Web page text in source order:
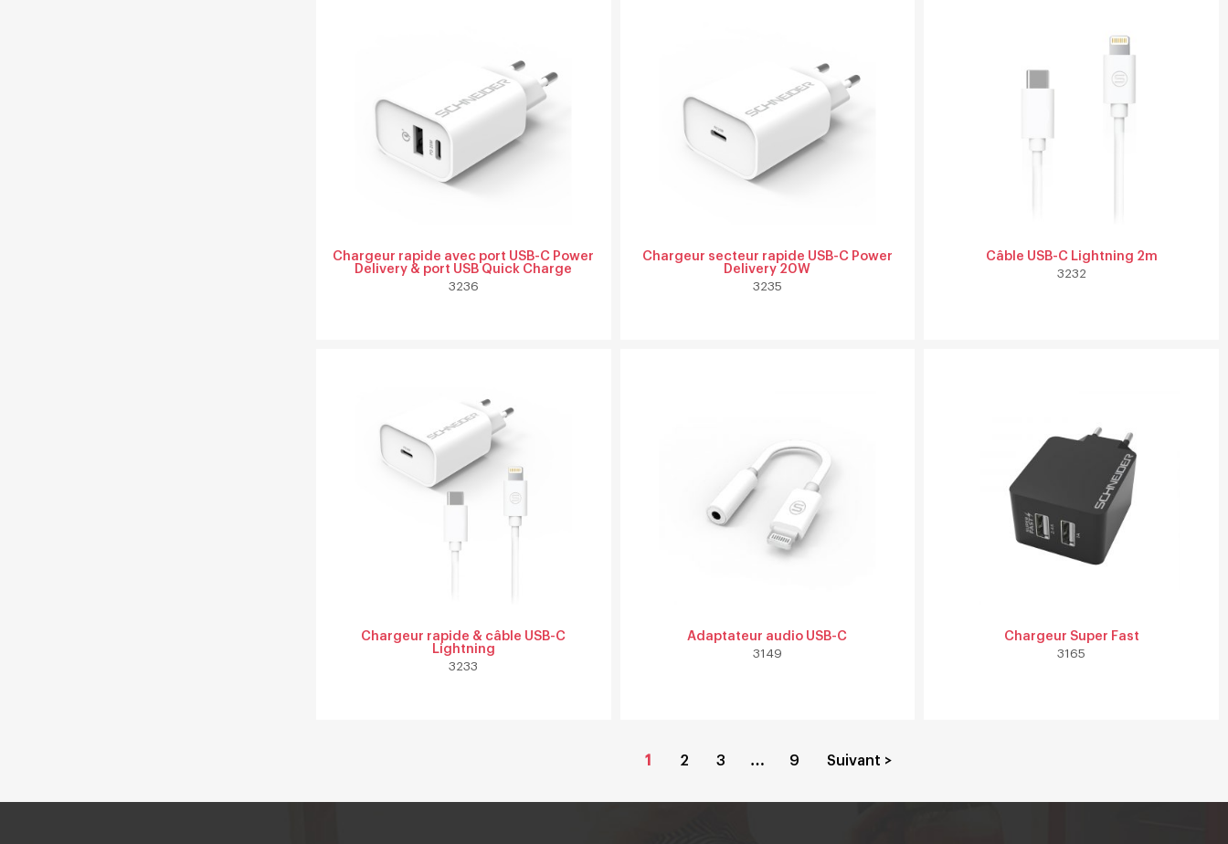
Chargeur rapide avec port USB-C Power
Delivery & port USB Quick Charge
3236
Chargeur secteur rapide USB-C Power
Delivery 20W
3235
Câble USB-C Lightning 2m
3232
Chargeur rapide & câble USB-C
Lightning
3233
Adaptateur audio USB-C
3149
Chargeur Super Fast
3165
1 2 3 … 9 Suivant >